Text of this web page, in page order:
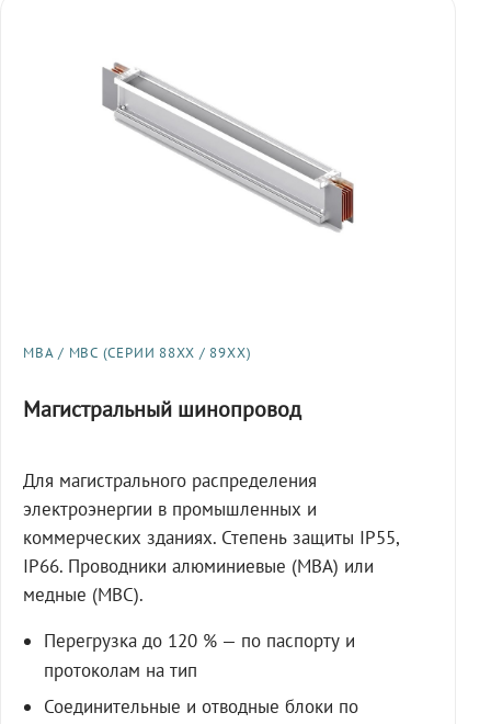
МВА / МВС (СЕРИИ 88XX / 89XX)
Магистральный шинопровод
Для магистрального распределения
электроэнергии в промышленных и
коммерческих зданиях. Степень защиты IP55,
IP66. Проводники алюминиевые (МВА) или
медные (МВС).
Перегрузка до 120 % — по паспорту и
протоколам на тип
Соединительные и отводные блоки по